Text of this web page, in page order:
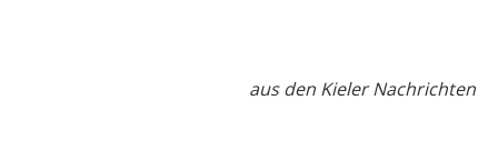
aus den Kieler Nachrichten